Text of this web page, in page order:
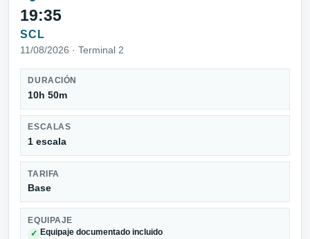
19:35
SCL
11/08/2026 · Terminal 2
DURACIÓN
10h 50m
ESCALAS
1 escala
TARIFA
Base
EQUIPAJE
✓ Equipaje documentado incluido